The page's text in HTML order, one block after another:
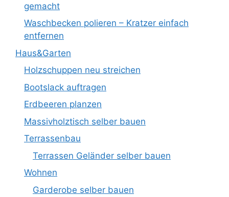
gemacht
Waschbecken polieren – Kratzer einfach
entfernen
Haus&Garten
Holzschuppen neu streichen
Bootslack auftragen
Erdbeeren planzen
Massivholztisch selber bauen
Terrassenbau
Terrassen Geländer selber bauen
Wohnen
Garderobe selber bauen